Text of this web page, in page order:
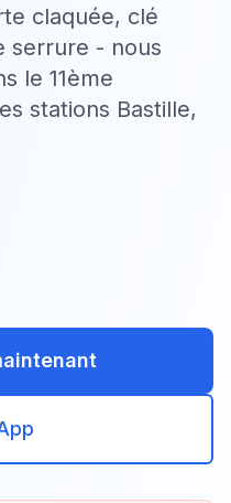
claquée, clé
serrure - nous
le 11ème
stations Bastille,